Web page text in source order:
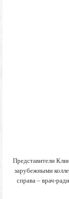
Представители
зарубежными
справа – врач-